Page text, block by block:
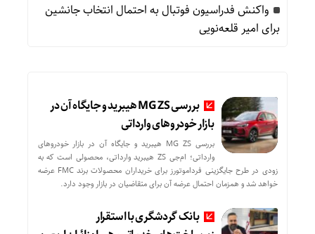
واکنش فدراسیون فوتبال به احتمال انتخاب جانشین
برای امیر قلعه‌نویی
بررسی MG ZS هیبرید و جایگاه آن در
بازار خودروهای وارداتی
بررسی MG ZS هیبرید و جایگاه آن در بازار خودروهای
وارداتی؛ ام‌جی ZS هیبرید وارداتی، محصولی است که به
زودی در طرح جایگزینی فرداموتورز برای خریداران محصولات برند FMC عرضه
خواهد شد و همزمان احتمال عرضه آن برای متقاضیان در بازار وجود دارد.
بانک گردشگری با استقرار